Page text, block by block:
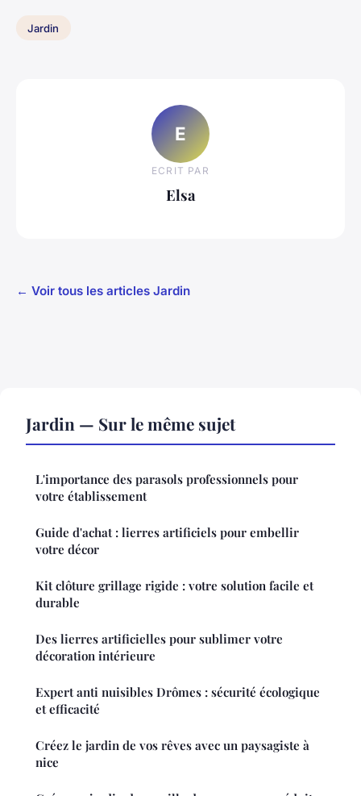
Jardin
E
ECRIT PAR
Elsa
← Voir tous les articles Jardin
Jardin — Sur le même sujet
L'importance des parasols professionnels pour
votre établissement
Guide d'achat : lierres artificiels pour embellir
votre décor
Kit clôture grillage rigide : votre solution facile et
durable
Des lierres artificielles pour sublimer votre
décoration intérieure
Expert anti nuisibles Drômes : sécurité écologique
et efficacité
Créez le jardin de vos rêves avec un paysagiste à
nice